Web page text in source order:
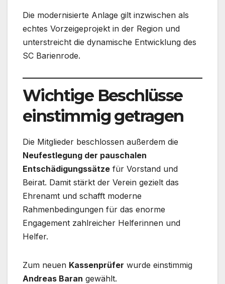
Die modernisierte Anlage gilt inzwischen als
echtes Vorzeigeprojekt in der Region und
unterstreicht die dynamische Entwicklung des
SC Barienrode.
Wichtige Beschlüsse
einstimmig getragen
Die Mitglieder beschlossen außerdem die
Neufestlegung der pauschalen
Entschädigungssätze für Vorstand und
Beirat. Damit stärkt der Verein gezielt das
Ehrenamt und schafft moderne
Rahmenbedingungen für das enorme
Engagement zahlreicher Helferinnen und
Helfer.
Zum neuen Kassenprüfer wurde einstimmig
Andreas Baran gewählt.